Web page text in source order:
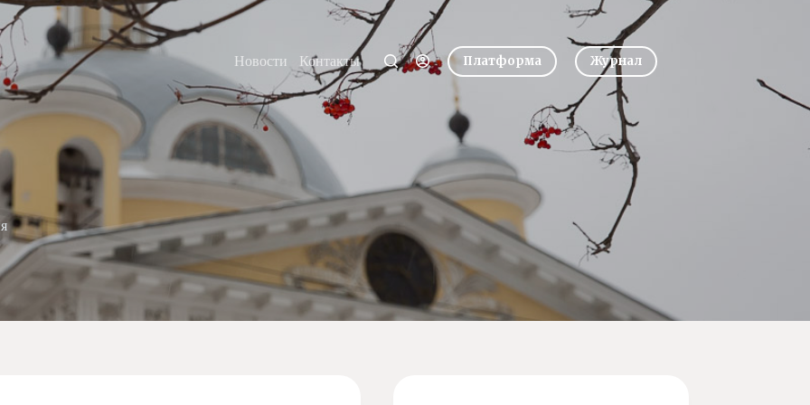
Новости Контакты Платформа Журнал